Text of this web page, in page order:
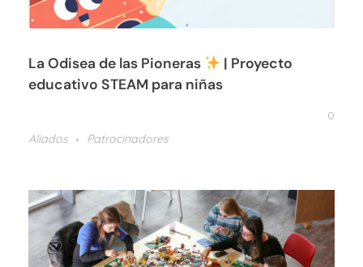
La Odisea de las Pioneras
| Proyecto
educativo STEAM para niñas
0
Aliados
Patrocinadores